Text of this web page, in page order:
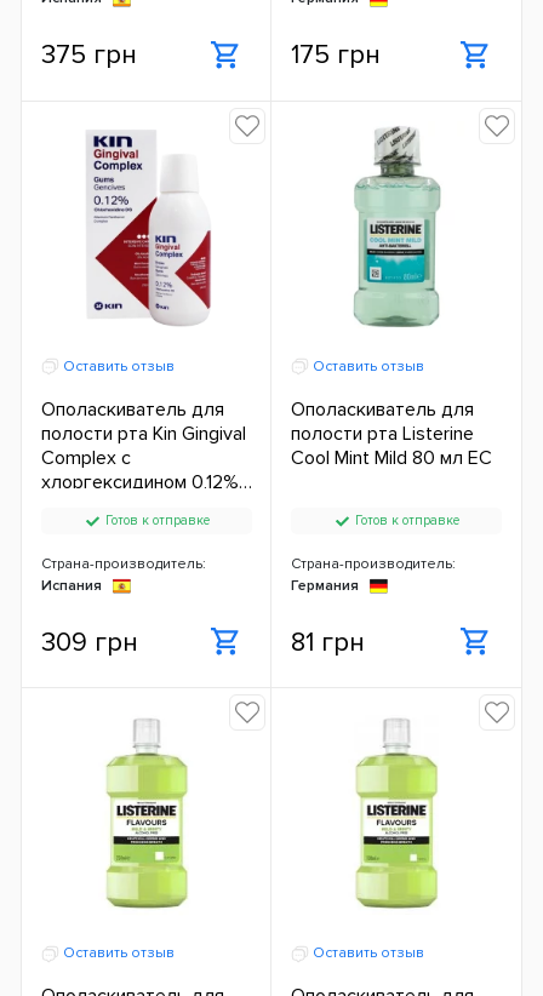
375 грн 175 грн
Оставить отзыв
Ополаскиватель для
полости рта Kin Gingival
Complex с
хлоргексидином 0,12%
Готов к отправке
Страна-производитель:
Испания
309 грн
Оставить отзыв
Ополаскиватель для
полости рта Listerine
Cool Mint Mild 80 мл ЕС
Готов к отправке
Страна-производитель:
Германия
81 грн
Оставить отзыв Оставить отзыв